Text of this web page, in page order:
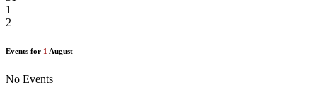
1
2
Events for 1 August
No Events